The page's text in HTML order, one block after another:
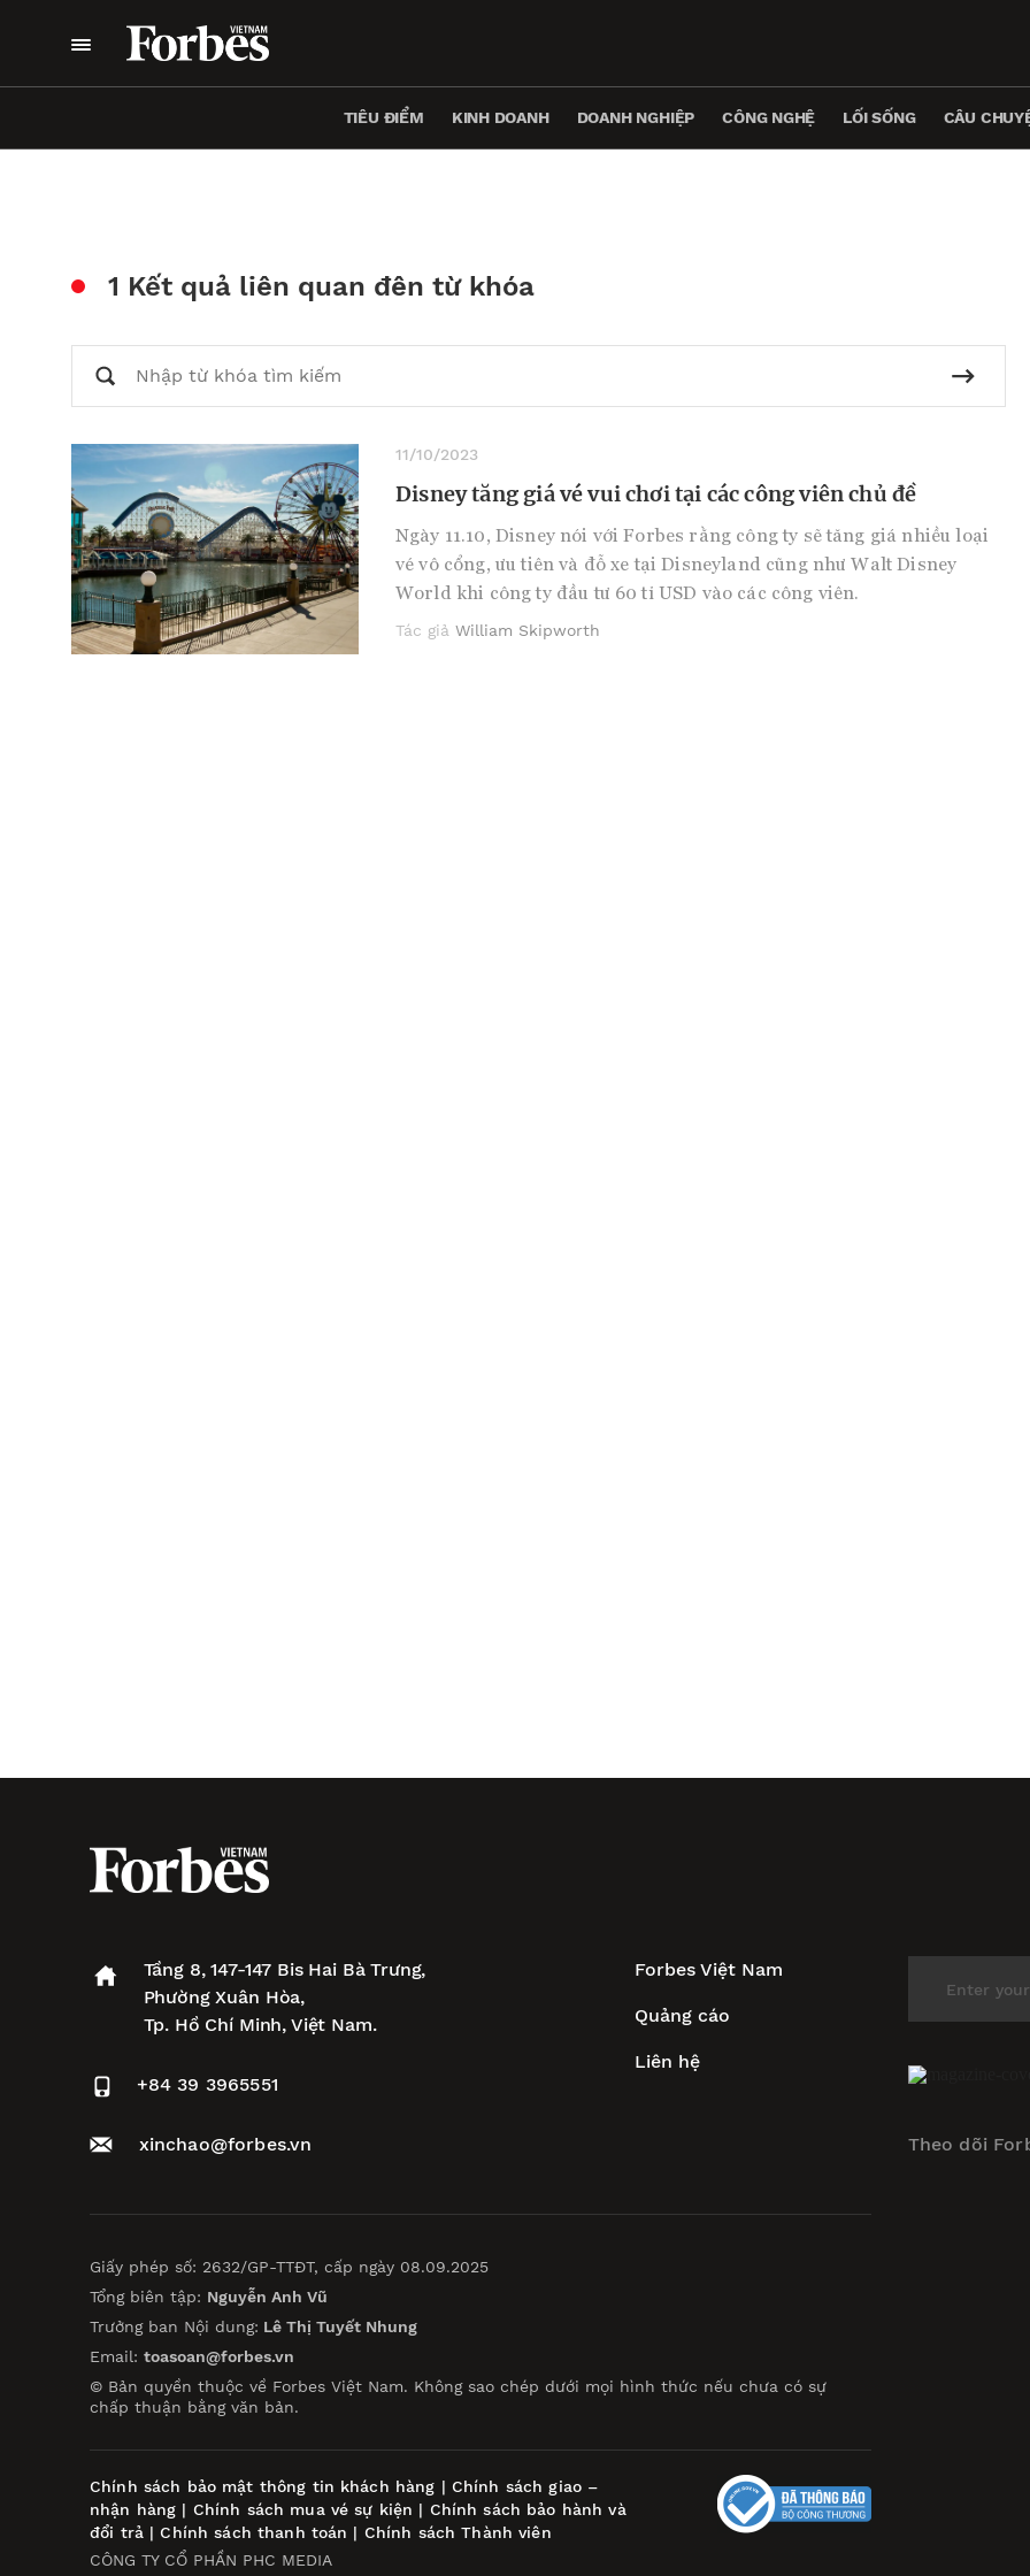
TIÊU ĐIỂM KINH DOANH DOANH NGHIỆP CÔNG NGHỆ LỐI SỐNG CÂU
1 Kết quả liên quan đên từ khóa
11/10/2023
Disney tăng giá vé vui chơi tại các công viên chủ đề
Ngày 11.10, Disney nói với Forbes rằng công ty sẽ tăng giá nhiều loại
vé vô cổng, ưu tiên và đỗ xe tại Disneyland cũng như Walt Disney
World khi công ty đầu tư 60 tỉ USD vào các công viên.
Tác giả William Skipworth
Tầng 8, 147-147 Bis Hai Bà Trưng,
Phường Xuân Hòa,
Tp. Hồ Chí Minh, Việt Nam.
+84 39 3965551
xinchao@forbes.vn
Forbes Việt Nam
Quảng cáo
Liên hệ
Giấy phép số: 2632/GP-TTĐT, cấp ngày 08.09.2025
Tổng biên tập: Nguyễn Anh Vũ
Trưởng ban Nội dung: Lê Thị Tuyết Nhung
Email: toasoan@forbes.vn
© Bản quyền thuộc về Forbes Việt Nam. Không sao chép dưới mọi hình thức nếu chưa có sự
chấp thuận bằng văn bản.
Chính sách bảo mật thông tin khách hàng | Chính sách giao –
nhận hàng | Chính sách mua vé sự kiện | Chính sách bảo hành và
đổi trả|Chính sách thanh toán | Chính sách Thành viên
CÔNG TY CỔ PHẦN PHC MEDIA
Theo dõi